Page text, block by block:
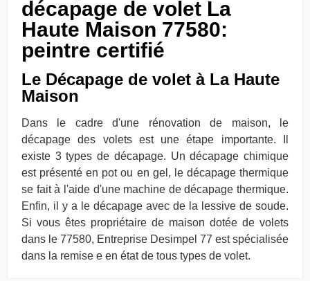
décapage de volet La
Haute Maison 77580:
peintre certifié
Le Décapage de volet à La Haute
Maison
Dans le cadre d'une rénovation de maison, le
décapage des volets est une étape importante. Il
existe 3 types de décapage. Un décapage chimique
est présenté en pot ou en gel, le décapage thermique
se fait à l'aide d'une machine de décapage thermique.
Enfin, il y a le décapage avec de la lessive de soude.
Si vous êtes propriétaire de maison dotée de volets
dans le 77580, Entreprise Desimpel 77 est spécialisée
dans la remise e en état de tous types de volet.